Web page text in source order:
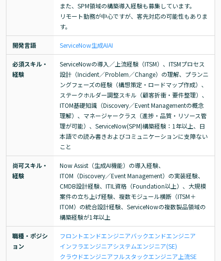
また、SPM領域の構築導入経験も募集しています。
リモート勤務が中心ですが、客先対応の可能性もありま
す。
開発言語 ServiceNow生成AIAI
必須スキル・
経験
ServiceNowの導入／上流経験（ITSM）、ITSMプロセス
設計（Incident／Problem／Change）の理解、プランニ
ングフェーズの経験（構想策定・ロードマップ作成）、
ステークホルダー調整スキル（顧客折衝・要件整理）、
ITOM基礎知識（Discovery／Event Managementの概念
理解）、マネージャークラス（進捗・品質・リソース管
理が可能）、ServiceNow(SPM)構築経験：1年以上、日
本語での読み書きおよびコミュニケーションに支障ない
こと
尚可スキル・
経験
Now Assist（生成AI機能）の導入経験、
ITOM（Discovery／Event Management）の実装経験、
CMDB設計経験、ITIL資格（Foundation以上）、大規模
案件の立ち上げ経験、複数モジュール横断（ITSM＋
ITOM）の統合設計経験、ServiceNowの複数製品領域の
構築経験が1年以上
職種・ポジシ
ョン
フロントエンドエンジニアバックエンドエンジニア
インフラエンジニアシステムエンジニア(SE)
クラウドエンジニアフルスタックエンジニア 上流SE